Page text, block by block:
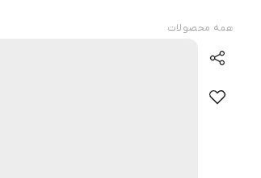
همه محصولات